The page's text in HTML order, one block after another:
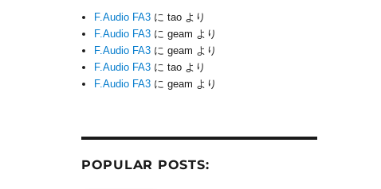
F.Audio FA3 にtao より
F.Audio FA3 にgeam より
F.Audio FA3 にgeam より
F.Audio FA3 にtao より
F.Audio FA3 にgeam より
POPULAR POSTS: